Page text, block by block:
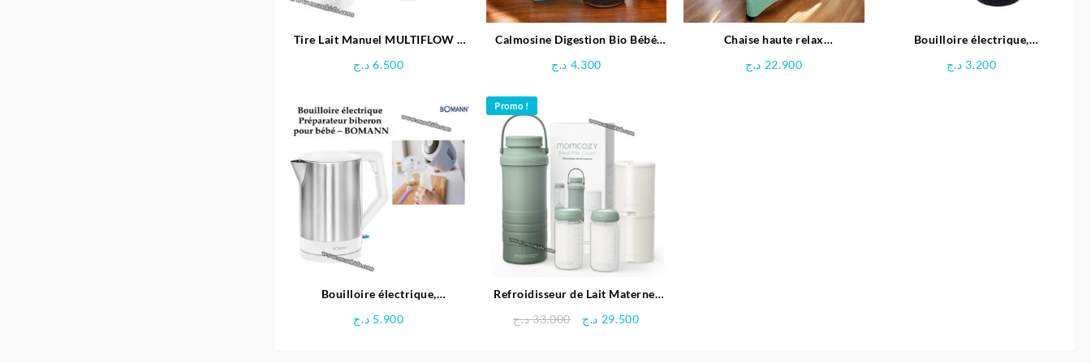
Tire Lait Manuel MULTIFLOW –
6.500 د.ج
Calmosine Digestion Bio Bébé
4.300 د.ج
Chaise haute relax
22.900 د.ج
Bouilloire électrique,
MARADO
3.200 د.ج
Bouilloire électrique,
BOMANN
5.900 د.ج
Promo !
Refroidisseur de Lait Maternel
Momcozy
33.000 د.ج
Le
29.500 د.ج
Le